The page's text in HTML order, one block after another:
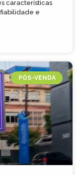
características
e
PÓS-VENDA